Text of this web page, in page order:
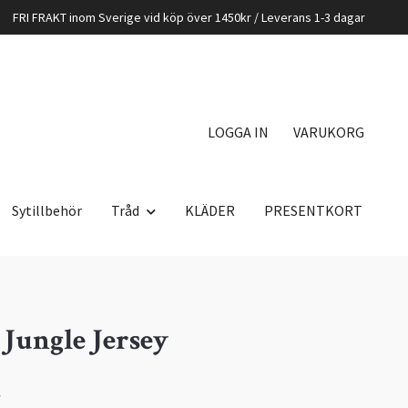
FRI FRAKT inom Sverige vid köp över 1450kr / Leverans 1-3 dagar
LOGGA IN VARUKORG
Sytillbehör Tråd KLÄDER PRESENTKORT
Jersey